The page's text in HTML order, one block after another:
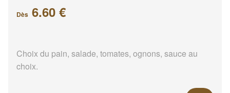
Dès 6.60 €
Choix du pain, salade, tomates, ognons, sauce au
choix.